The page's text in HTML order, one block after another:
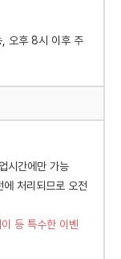
오후 8시 이후 주
시간에만 가능
처리되므로 오전
등 특수한 이벤